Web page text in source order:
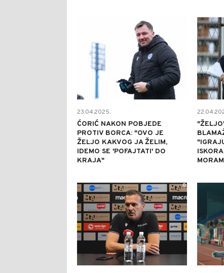
23.04.2025.
ĆORIĆ NAKON POBJEDE
PROTIV BORCA: "OVO JE
ŽELJO KAKVOG JA ŽELIM,
IDEMO SE 'POFAJTATI' DO
KRAJA"
0